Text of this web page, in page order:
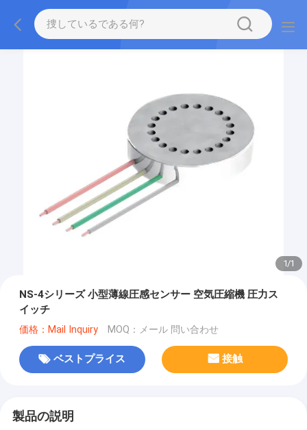
1/1
NS-4シリーズ 小型薄線圧感センサー 空気圧縮機 圧力ス
イッチ
価格：Mail Inquiry MOQ：メール 問い合わせ
ベストプライス 接触
製品の説明